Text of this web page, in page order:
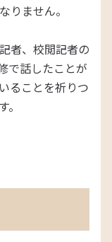
りません。
者、校閲記者の
で話したことが
ることを祈りつ